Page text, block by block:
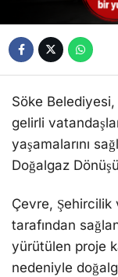
Söke
gelirli
yaşamalarını
Doğalgaz
Çevre, Şehircilik
tarafından
yürütülen proje
nedeniyle